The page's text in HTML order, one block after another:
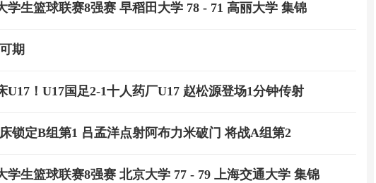
学生篮球联赛8强赛 早稻田大学 78 - 71 高丽大学 集锦
期
U17！U17国足2-1十人药厂U17 赵松源登场1分钟传射
锁定B组第1 吕孟洋点射阿布力米破门 将战A组第2
学生篮球联赛8强赛 北京大学 77 - 79 上海交通大学 集锦